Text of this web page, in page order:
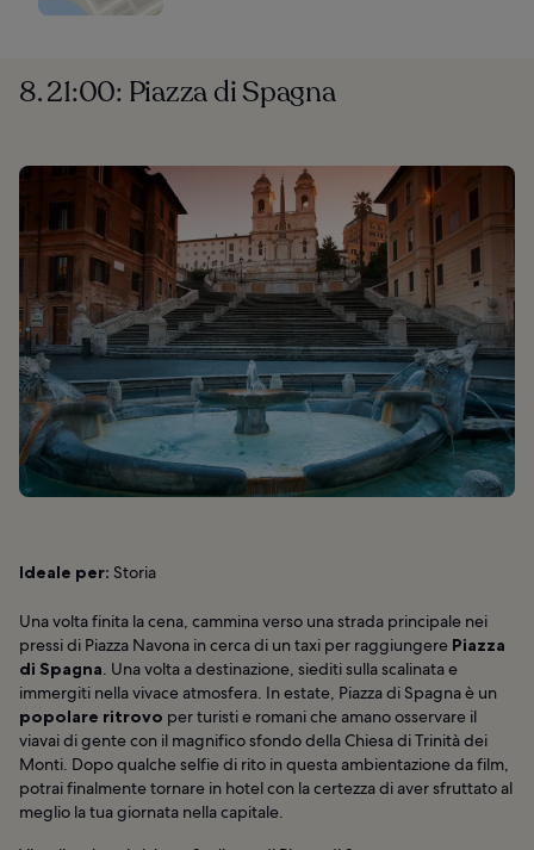
8. 21:00: Piazza di Spagna
Ideale per: Storia
Una volta finita la cena, cammina verso una strada principale nei
pressi di Piazza Navona in cerca di un taxi per raggiungere Piazza
di Spagna. Una volta a destinazione, siediti sulla scalinata e
immergiti nella vivace atmosfera. In estate, Piazza di Spagna è un
popolare ritrovo per turisti e romani che amano osservare il
viavai di gente con il magnifico sfondo della Chiesa di Trinità dei
Monti. Dopo qualche selfie di rito in questa ambientazione da film,
potrai finalmente tornare in hotel con la certezza di aver sfruttato al
meglio la tua giornata nella capitale.